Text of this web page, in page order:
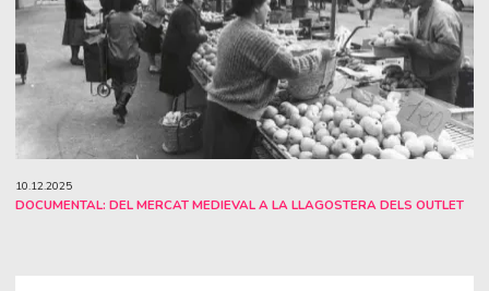
10.12.2025
DOCUMENTAL: DEL MERCAT MEDIEVAL A LA LLAGOSTERA DELS OUTLET